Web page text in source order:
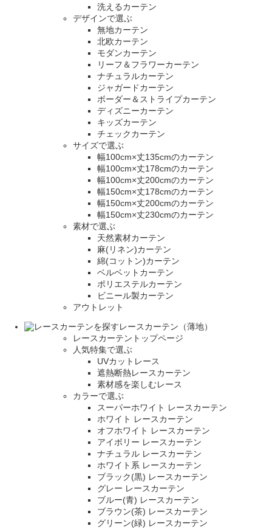
洗えるカーテン
デザインで選ぶ
無地カーテン
北欧カーテン
モダンカーテン
リーフ＆フラワーカーテン
ナチュラルカーテン
ジャガードカーテン
ボーダー＆ストライプカーテン
ディズニーカーテン
キッズカーテン
チェックカーテン
サイズで選ぶ
幅100cm×丈135cmのカーテン
幅100cm×丈178cmのカーテン
幅100cm×丈200cmのカーテン
幅150cm×丈178cmのカーテン
幅150cm×丈200cmのカーテン
幅150cm×丈230cmのカーテン
素材で選ぶ
天然素材カーテン
麻(リネン)カーテン
綿(コットン)カーテン
ベルベットカーテン
ポリエステルカーテン
ビニール製カーテン
アウトレット
レースカーテン（薄地）
レースカーテントップページ
人気特集で選ぶ
UVカットレース
遮熱断熱レースカーテン
素材感を楽しむレース
カラーで選ぶ
スーパーホワイト レースカーテン
ホワイト レースカーテン
オフホワイト レースカーテン
アイボリー レースカーテン
ナチュラル レースカーテン
ホワイト系 レースカーテン
ブラック(黒) レースカーテン
グレー レースカーテン
ブルー(青) レースカーテン
ブラウン(茶) レースカーテン
グリーン(緑) レースカーテン